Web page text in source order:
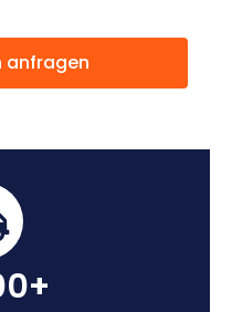
anfragen